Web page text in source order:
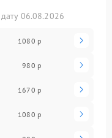
06.08.2026
1080 р
980 р
1670 р
1080 р